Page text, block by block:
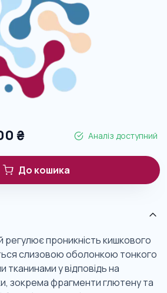
₴ Аналіз доступний
До кошика
регулює проникність кишкового
слизовою оболонкою тонкого
тканинами у відповідь на
зокрема фрагменти глютену та